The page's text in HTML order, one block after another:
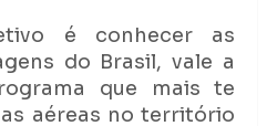
é conhecer as
do Brasil, vale a
que mais te
aéreas no território